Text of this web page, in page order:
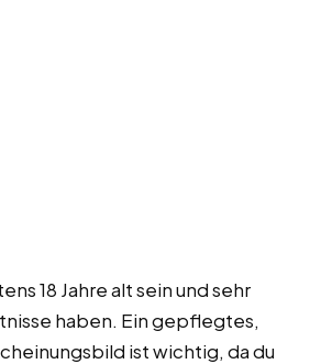
18 Jahre alt sein und sehr
haben. Ein gepflegtes,
ist wichtig, da du